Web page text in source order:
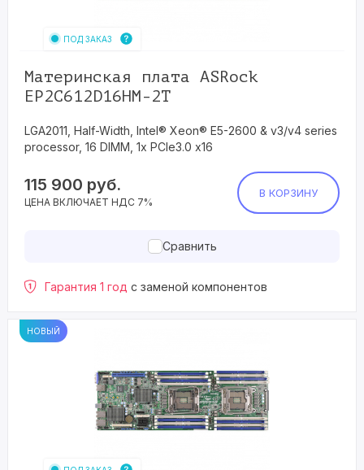
ПОД ЗАКАЗ
Материнская плата ASRock
EP2C612D16HM-2T
LGA2011, Half-Width, Intel® Xeon® E5-2600 & v3/v4 series
processor, 16 DIMM, 1x PCIe3.0 x16
115 900 руб.
ЦЕНА ВКЛЮЧАЕТ НДС 7%
В КОРЗИНУ
Сравнить
Гарантия 1 год с заменой компонентов
НОВЫЙ